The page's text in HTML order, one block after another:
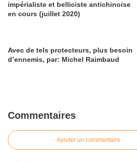
impérialiste et belliciste antichinoise
en cours (juillet 2020)
Avec de tels protecteurs, plus besoin
d’ennemis, par: Michel Raimbaud
Commentaires
Ajouter un commentaire